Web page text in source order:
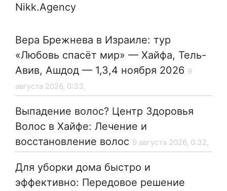
Nikk.Agency
Вера Брежнева в Израиле: тур
«Любовь спасёт мир» — Хайфа, Тель-
Авив, Ашдод — 1,3,4 ноября 2026 9
августа 2026, 0:33,
Выпадение волос? Центр Здоровья
Волос в Хайфе: Лечение и
восстановление волос 9 августа 2026, 0:32,
Для уборки дома быстро и
эффективно: Передовое решение